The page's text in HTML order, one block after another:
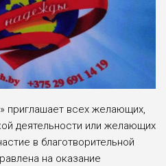
приглашает всех желающих,
деятельности или желающих
в благотворительной
на оказание